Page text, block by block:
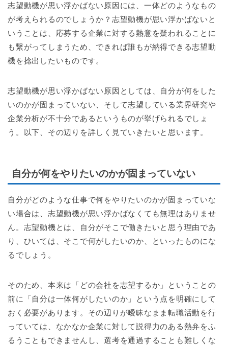
志望動機が思い浮かばない原因には、一体どのようなもの
が考えられるのでしょうか？志望動機が思い浮かばないと
いうことは、応募する企業に対する熱意を疑われることに
も繋がってしまうため、できれば誰もが納得できる志望動
機を捻出したいものです。
志望動機が思い浮かばない原因としては、自分が何をした
いのかが固まっていない、そして志望している業界研究や
企業分析が不十分であるというものが挙げられるでしょ
う。以下、その辺りを詳しく見ていきたいと思います。
自分が何をやりたいのかが固まっていない
自分がどのような仕事で何をやりたいのかが固まっていな
い場合は、志望動機が思い浮かばなくても無理はありませ
ん。志望動機とは、自分がそこで働きたいと思う理由であ
り、ひいては、そこで何がしたいのか、といったものにな
るでしょう。
そのため、本来は「どの会社を志望するか」ということの
前に「自分は一体何がしたいのか」という点を明確にして
おく必要があります。その辺りが曖昧なまま転職活動を行
っていては、なかなか企業に対して説得力のある熱弁をふ
るうこともできませんし、選考を通過することも難しくな